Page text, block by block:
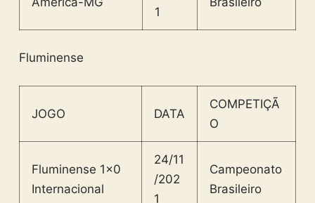
1
Fluminense
JOGO DATA
COMPETIÇÃ
O
Fluminense 1×0
Internacional
24/11
/202
1
Campeonato
Brasileiro